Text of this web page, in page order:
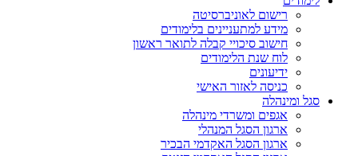
רישום לאוניברסיטה
מידע למתעניינים בלימודים
חישוב סיכויי קבלה לתואר ראשון
לוח שנת הלימודים
ידיעונים
כניסה לאזור האישי
סגל ומינהלה
אגפים ומשרדי מינהלה
ארגון הסגל המנהלי
ארגון הסגל האקדמי הבכיר